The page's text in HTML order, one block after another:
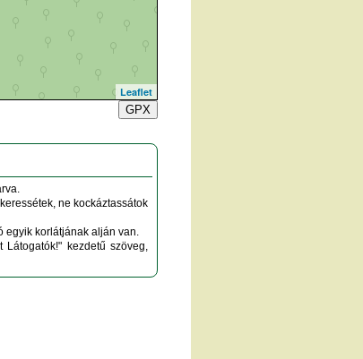
Leaflet
GPX
ne kockáztassátok
egyik korlátjának alján van.
kezdetű szöveg,